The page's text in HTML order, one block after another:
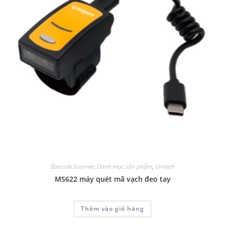
Barcode Scanner, Danh mục sản phẩm, Unitech
MS622 máy quét mã vạch đeo tay
Thêm vào giỏ hàng